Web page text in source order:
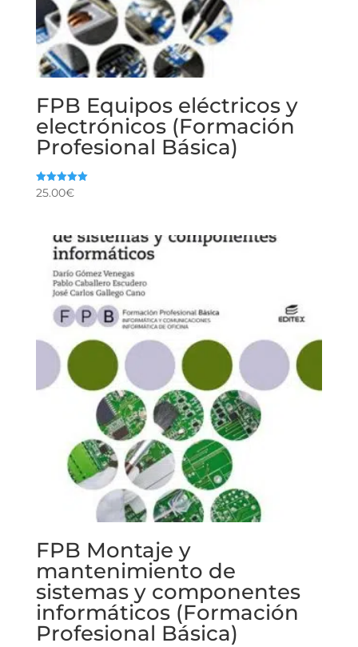
FPB Equipos eléctricos y
electrónicos (Formación
Profesional Básica)
Valorado
25.00€
FPB Montaje y
mantenimiento de
sistemas y componentes
informáticos (Formación
Profesional Básica)